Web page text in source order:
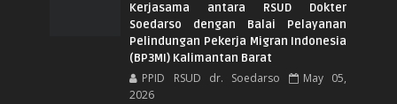
Kerjasama antara RSUD Dokter
Soedarso dengan Balai Pelayanan
Pelindungan Pekerja Migran Indonesia
(BP3MI) Kalimantan Barat
PPID RSUD dr. Soedarso
May 05,
2026